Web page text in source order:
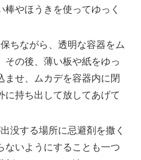
棒やほうきを使ってゆっく
ちながら、透明な容器をム
その後、薄い板や紙をゆっ
ませ、ムカデを容器内に閉
に持ち出して放してあげて
没する場所に忌避剤を撒く
ないようにすることも一つ